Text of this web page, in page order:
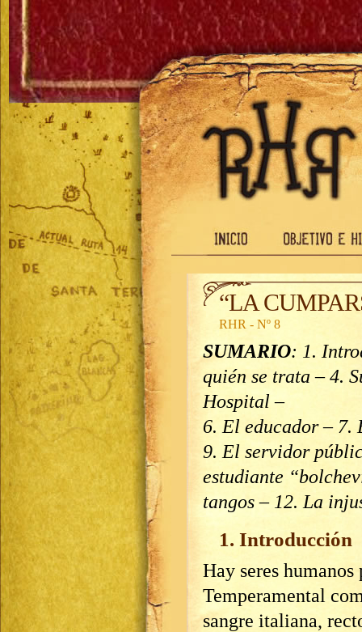
“LA
RHR - Nº 8
SUMARIO: 1.
quién se trata – 4.
Hospital –
6. El educador –
9. El servidor
estudiante
tangos – 12. La
1. Introducción
Hay seres
Temperamental
sangre italiana,